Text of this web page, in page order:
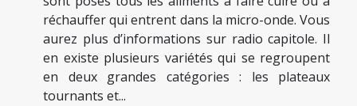
réchauffer qui entrent dans la micro-onde. Vous
aurez plus d’informations sur radio capitole. Il
en existe plusieurs variétés qui se regroupent
en deux grandes catégories : les plateaux
tournants et...